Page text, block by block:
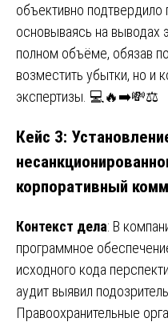
объективно
основываясь на выводах
полном объёме, обязав
возместить убытки, но и
экспертизы. 💻🔥➡️💸⚖️
Кейс 3:
корпоративный
Контекст дела: В
программное
исходного кода
аудит выявил
Правоохранительные